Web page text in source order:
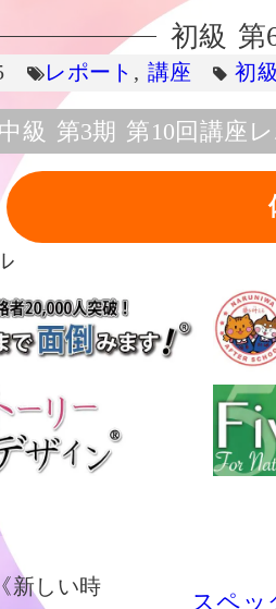
初級 第
レポート , 講座 初級
中級 第3期 第10回講座
新しい時
スペッ